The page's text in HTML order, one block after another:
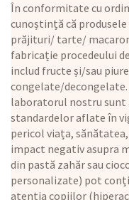
În conformitate cu
cunoștință că
prăjituri/ tarte/
fabricație procedeului
includ fructe și/sau
congelate/
laboratorul nostru sunt
standardelor aflate în
pericol viața,
impact negativ asupra
din pastă zahăr sau
personalizate) pot
atenția copiilor